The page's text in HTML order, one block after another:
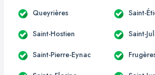
Queyrières Saint-
Saint-Hostien Saint-
Saint-Pierre-Eynac